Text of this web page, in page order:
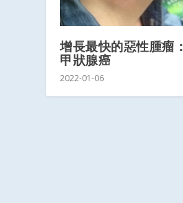
增長最快的惡性腫瘤：
甲狀腺癌
2022-01-06